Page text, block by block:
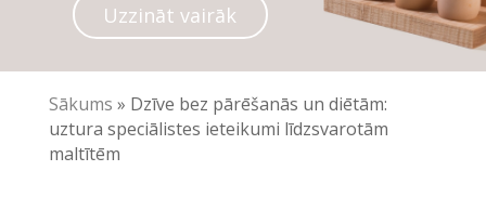
Uzzināt vairāk
Sākums » Dzīve bez pārēšanās un diētām:
uztura speciālistes ieteikumi līdzsvarotām
maltītēm